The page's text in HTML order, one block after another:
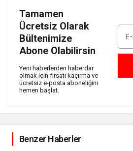
Tamamen
Ücretsiz Olarak
Bültenimize
Abone Olabilirsin
Yeni haberlerden haberdar
olmak için fırsatı kaçırma ve
ücretsiz e-posta aboneliğini
hemen başlat.
Benzer Haberler